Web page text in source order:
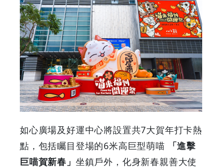
如心廣場及好運中心將設置共7大賀年打卡熱
點，包括矚目登場的6米高巨型萌喵
「進擊
巨喵賀新春」 坐鎮戶外，化身新春親善大使